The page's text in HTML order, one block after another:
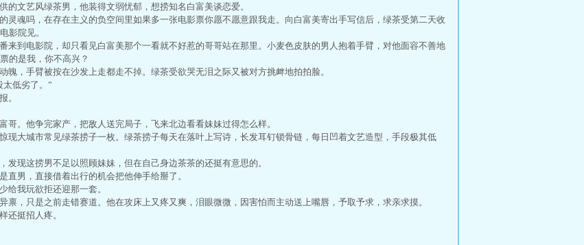
的文艺风绿茶男，他装得文弱忧郁，想捞知名白富美谈恋爱。
灵魂吗，在存在主义的负空间里如果多一张电影票你愿不愿意跟我走。向白富美寄出手写信后，绿茶受第二天收
影院见。
来到电影院，却只看见白富美那个一看就不好惹的哥哥站在那里。小麦色皮肤的男人抱着手臂，对他面容不善地
的是我，你不高兴？
魄，手臂被按在沙发上走都走不掉。绿茶受欲哭无泪之际又被对方挑衅地拍拍脸。
低劣了。”
。
哥。他争完家产，把敌人送完局子，飞来北边看看妹妹过得怎么样。
现大城市常见绿茶捞子一枚。绿茶捞子每天在落叶上写诗，长发耳钉锁骨链，每日凹着文艺造型，手段极其低
发现这捞男不足以照顾妹妹，但在自己身边茶茶的还挺有意思的。
直男，直接借着出行的机会把他伸手给掰了。
给我玩欲拒还迎那一套。
禀，只是之前走错赛道。他在攻床上又疼又爽，泪眼微微，因害怕而主动送上嘴唇，予取予求，求亲求摸。
还挺招人疼。